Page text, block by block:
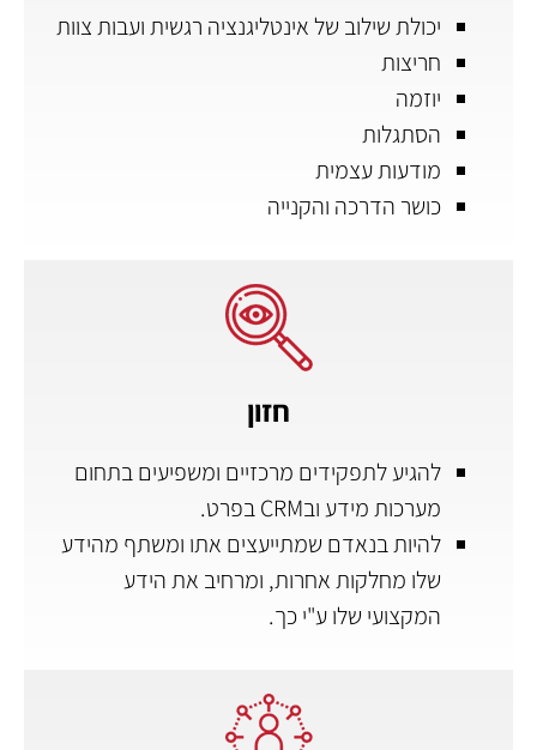
יכולת שילוב של אינטליגנציה רגשית ועבות צוות
חריצות
יוזמה
הסתגלות
מודעות עצמית
כושר הדרכה והקנייה
חזון
להגיע לתפקידים מרכזיים ומשפיעים בתחום
מערכות מידע ובCRM בפרט.
להיות בנאדם שמתייעצים אתו ומשתף מהידע
שלו מחלקות אחרות, ומרחיב את הידע
המקצועי שלו ע"י כך.